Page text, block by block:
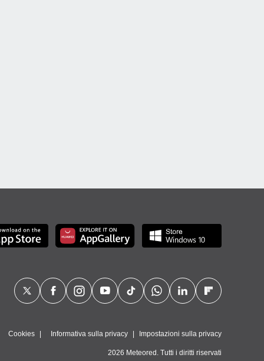
Cookies Informativa sulla privacy Impostazioni sulla privacy
2026 Meteored. Tutti i diritti riservati